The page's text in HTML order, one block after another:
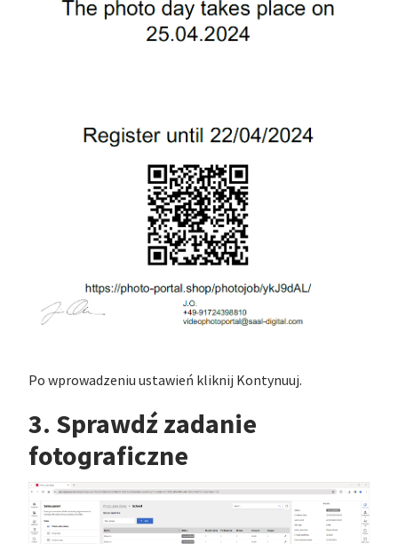
Po wprowadzeniu ustawień kliknij Kontynuuj.
3. Sprawdź zadanie
fotograficzne